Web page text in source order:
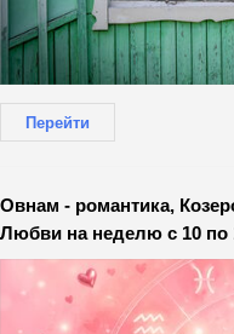
Перейти
Овнам - романтика,
Любви на неделю с 10 по